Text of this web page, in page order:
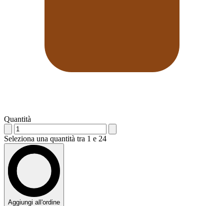
Quantità
Seleziona una quantità tra 1 e 24
Aggiungi all'ordine